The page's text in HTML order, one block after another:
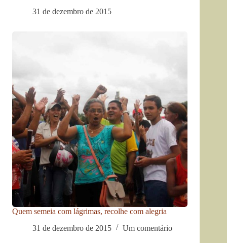
31 de dezembro de 2015
Quem semeia com lágrimas, recolhe com alegria
31 de dezembro de 2015
Um comentário